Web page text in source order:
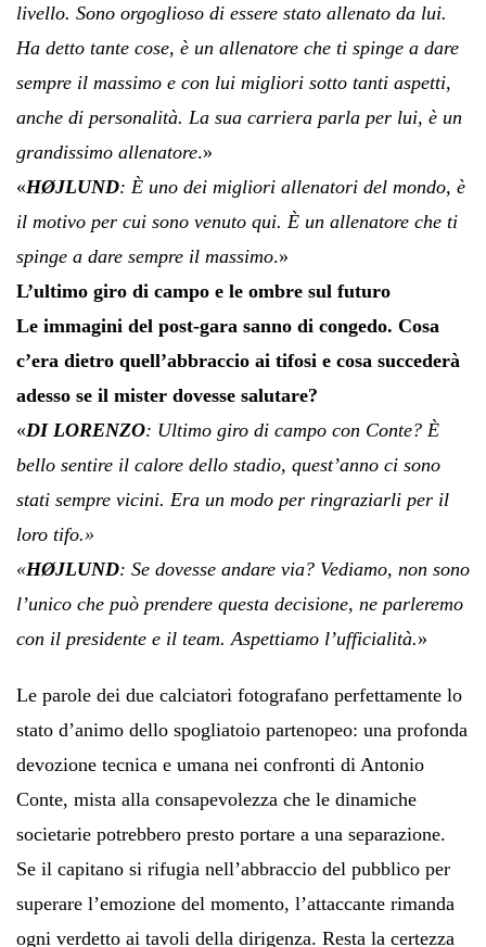
livello. Sono orgoglioso di essere stato allenato da lui.
Ha detto tante cose, è un allenatore che ti spinge a dare
sempre il massimo e con lui migliori sotto tanti aspetti,
anche di personalità. La sua carriera parla per lui, è un
grandissimo allenatore.»
«HØJLUND: È uno dei migliori allenatori del mondo, è
il motivo per cui sono venuto qui. È un allenatore che ti
spinge a dare sempre il massimo.»
L’ultimo giro di campo e le ombre sul futuro
Le immagini del post-gara sanno di congedo. Cosa
c’era dietro quell’abbraccio ai tifosi e cosa succederà
adesso se il mister dovesse salutare?
«DI LORENZO: Ultimo giro di campo con Conte? È
bello sentire il calore dello stadio, quest’anno ci sono
stati sempre vicini. Era un modo per ringraziarli per il
loro tifo.»
«HØJLUND: Se dovesse andare via? Vediamo, non sono
l’unico che può prendere questa decisione, ne parleremo
con il presidente e il team. Aspettiamo l’ufficialità.»
Le parole dei due calciatori fotografano perfettamente lo
stato d’animo dello spogliatoio partenopeo: una profonda
devozione tecnica e umana nei confronti di Antonio
Conte, mista alla consapevolezza che le dinamiche
societarie potrebbero presto portare a una separazione.
Se il capitano si rifugia nell’abbraccio del pubblico per
superare l’emozione del momento, l’attaccante rimanda
ogni verdetto ai tavoli della dirigenza. Resta la certezza